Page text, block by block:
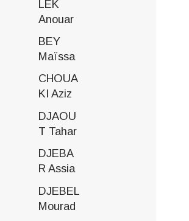
LEK
Anouar
BEY
Maïssa
CHOUA
KI Aziz
DJAOU
T Tahar
DJEBA
R Assia
DJEBEL
Mourad